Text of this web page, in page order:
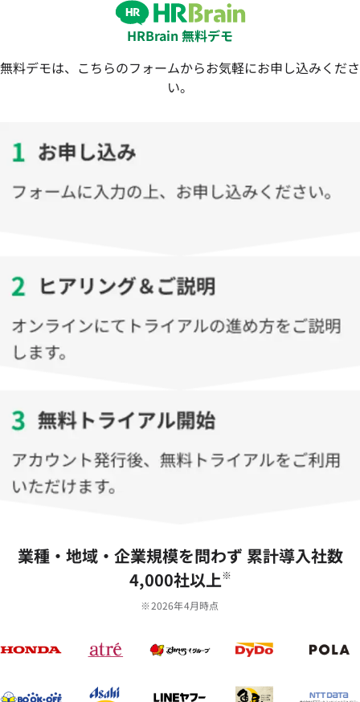
HRBrain 無料デモ
無料デモは、こちらのフォームからお気軽にお申し込みくださ
い。
業種‧地域‧企業規模を問わず 累計導⼊社数
4,000社以上※
※2026年4月時点